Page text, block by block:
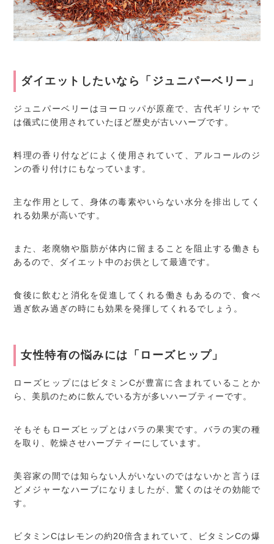
ダイエットしたいなら「ジュニパーベリー」
ジュニパーベリーはヨーロッパが原産で、古代ギリシャで
は儀式に使用されていたほど歴史が古いハーブです。
料理の香り付などによく使用されていて、アルコールのジ
ンの香り付けにもなっています。
主な作用として、身体の毒素やいらない水分を排出してく
れる効果が高いです。
また、老廃物や脂肪が体内に留まることを阻止する働きも
あるので、ダイエット中のお供として最適です。
食後に飲むと消化を促進してくれる働きもあるので、食べ
過ぎ飲み過ぎの時にも効果を発揮してくれるでしょう。
女性特有の悩みには「ローズヒップ」
ローズヒップにはビタミンCが豊富に含まれていることか
ら、美肌のために飲んでいる方が多いハーブティーです。
そもそもローズヒップとはバラの果実です。バラの実の種
を取り、乾燥させハーブティーにしています。
美容家の間では知らない人がいないのではないかと言うほ
どメジャーなハーブになりましたが、驚くのはその効能で
す。
ビタミンCはレモンの約20倍含まれていて、ビタミンCの爆